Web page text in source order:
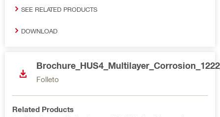
SEE RELATED PRODUCTS
DOWNLOAD
Folleto
Related Products